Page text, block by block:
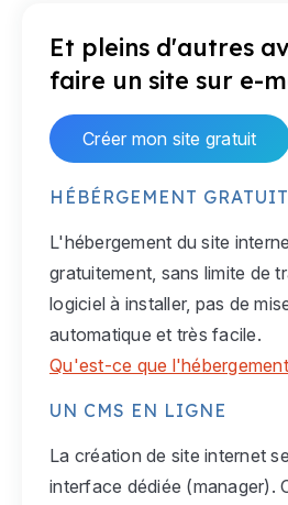
Et pleins d'autres
faire un site sur e-
Créer mon site gratuit
HÉBÉRGEMENT
L'hébergement du site
gratuitement, sans limite de
logiciel à installer, pas de
automatique et très facile.
Qu'est-ce que
UN CMS EN LIGNE
La création de site internet
interface dédiée (manager).